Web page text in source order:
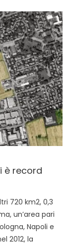
è record
720 km2, 0,3
un’area pari
Napoli e
2012, la